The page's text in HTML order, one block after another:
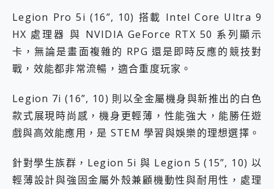
Legion Pro 5i (16”, 10) 搭載 Intel Core Ultra 9
HX 處理器 與 NVIDIA GeForce RTX 50 系列顯示
卡，無論是畫面複雜的 RPG 還是即時反應的競技對
戰，效能都非常流暢，適合重度玩家。
Legion 7i (16”, 10) 則以全金屬機身與新推出的白色
款式展現時尚感，機身更輕薄，性能強大，能勝任遊
戲與高效能應用，是 STEM 學習與娛樂的理想選擇。
針對學生族群，Legion 5i 與 Legion 5 (15”, 10) 以
輕薄設計與強固金屬外殼兼顧機動性與耐用性，處理